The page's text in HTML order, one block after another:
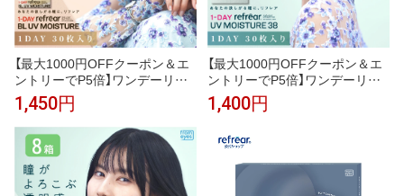
【最大1000円OFFクーポン＆エ
ントリーでP5倍】ワンデーリフ
レア BLUVモイスチャー 1箱 （30
枚入り） UVカット コンタクトレ
ンズ 1day 1日使い捨て コンタク
ト refrear フロムアイズ
1,450円
【最大1000円OFFクーポン＆エ
ントリーでP5倍】ワンデーリフ
レアUVモイスチャー38 1箱（30
枚入り）UVカット コンタクトレ
ト refrear フロムアイズ
1,400円